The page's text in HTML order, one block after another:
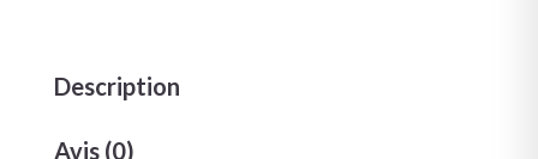
Description
Avis (0)